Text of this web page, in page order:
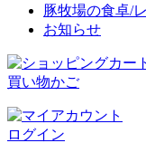
豚牧場の食卓/
お知らせ
買い物かご
ログイン